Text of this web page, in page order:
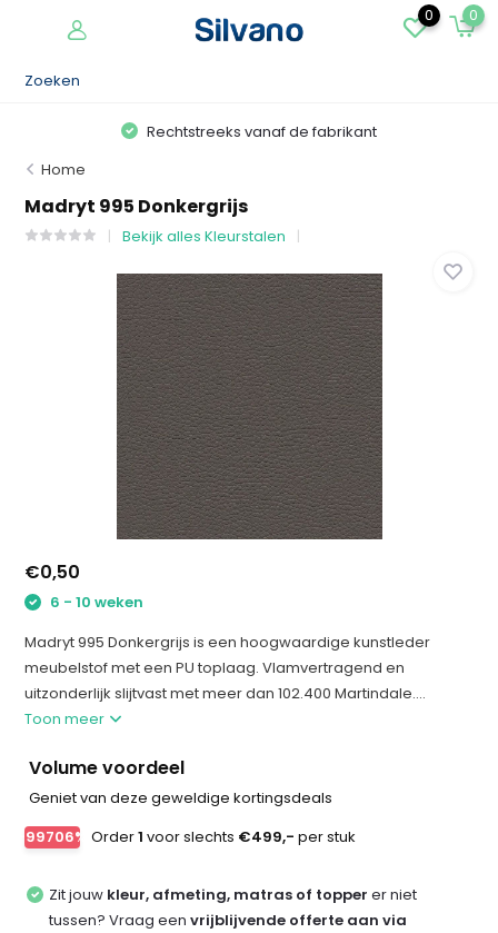
0 0
Rechtstreeks vanaf de fabrikant
Home
Madryt 995 Donkergrijs
Bekijk alles Kleurstalen
€0,50
6 - 10 weken
Madryt 995 Donkergrijs is een hoogwaardige kunstleder
meubelstof met een PU toplaag. Vlamvertragend en
uitzonderlijk slijtvast met meer dan 102.400 Martindale....
Toon meer
Volume voordeel
Geniet van deze geweldige kortingsdeals
-99706% Order1 voor slechts €499,- per stuk
Zit jouw kleur, afmeting, matras of topper er niet
tussen? Vraag eenvrijblijvende offerte aan via